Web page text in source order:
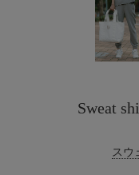
Sweat
スウ